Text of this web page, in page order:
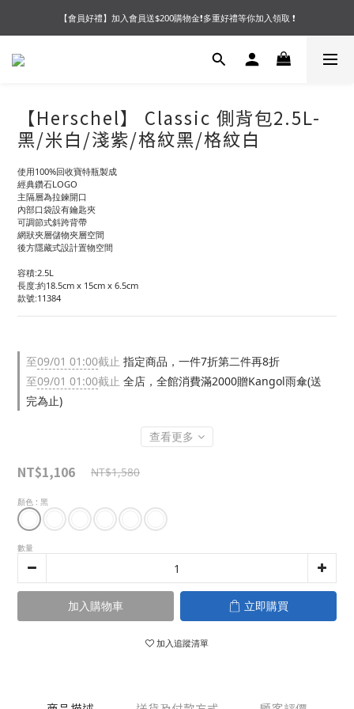
【夏末OUTLET】專區全面5折起❗超值入手就趁現在🔥
【會員好禮】加入會員送$200購物金❗多重好禮等你加入領取 ❗
【夏末OUTLET】專區全面5折起❗超值入手就趁現在🔥
【Herschel】 Classic 側背包2.5L-
黑/米白/淺紫/格紋黑/格紋白
使用100%回收寶特瓶製成
經典鑽石LOGO
主隔層為拉鍊開口
內部口袋設有鑰匙夾
可調節式斜跨背帶
網狀夾層儲物夾層空間
後方隱藏式設計置物空間
容積:2.5L
長度:約18.5cm x 15cm x 6.5cm
款號:11384
至09/01 01:00截止 指定商品，一件7折第二件再8折
至09/01 01:00截止 全店，全館消費滿2000贈Kangol雨傘(送
完為止)
查看更多
NT$1,106 NT$1,580
顏色 : 黑
數量
加入購物車 立即購買
加入追蹤清單